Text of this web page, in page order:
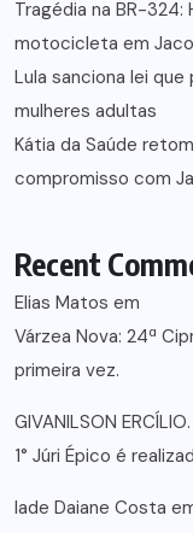
Tragédia na BR-
motocicleta em
Lula sanciona lei
mulheres adultas
Kátia da Saúde
compromisso com
Recent
Elias Matos em
Várzea Nova: 24ª
primeira vez.
GIVANILSON ERCÍLIO.
1° Júri Épico é
lade Daiane Costa